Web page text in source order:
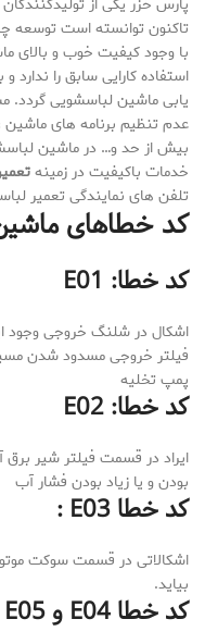
تاکنون توانسته است توسعه
با وجود کیفیت خوب و بالای
استفاده کارایی سابق را
یابی ماشین لباسشویی گردد.
عدم تنظیم برنامه های
بیش از حد و… در ماشین
خدمات باکیفیت در زمینه
تلفن های نمایندگی تعمیر
کد خطاهای
کد خطا: E01
اشکال در شلنگ خروجی وجود
فیلتر خروجی مسدود شدن
پمپ تخلیه
کد خطا: E02
ایراد در قسمت فیلتر شیر
بودن و یا زیاد بودن فشار آب
کد خطا E03 :
اشکالاتی در قسمت سوکت
بیاید.
کد خطا E04 و E05 و E06